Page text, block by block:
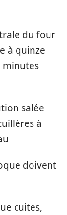
du four
à quinze
minutes
salée
à
doivent
cuites,